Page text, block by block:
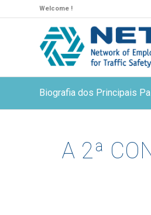
Welcome !
Biografia dos Principais
A 2ª